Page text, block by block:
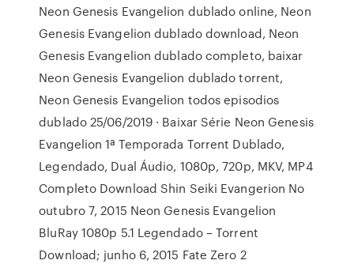
Neon Genesis Evangelion dublado online, Neon
Genesis Evangelion dublado download, Neon
Genesis Evangelion dublado completo, baixar
Neon Genesis Evangelion dublado torrent,
Neon Genesis Evangelion todos episodios
dublado 25/06/2019 · Baixar Série Neon Genesis
Evangelion 1ª Temporada Torrent Dublado,
Legendado, Dual Áudio, 1080p, 720p, MKV, MP4
Completo Download Shin Seiki Evangerion No
outubro 7, 2015 Neon Genesis Evangelion
BluRay 1080p 5.1 Legendado – Torrent
Download; junho 6, 2015 Fate Zero 2